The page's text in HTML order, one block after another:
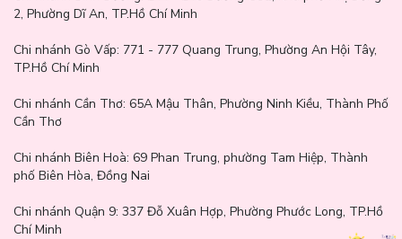
2, Phường Dĩ An, TP.Hồ Chí Minh
Chi nhánh Gò Vấp: 771 - 777 Quang Trung, Phường An Hội Tây,
TP.Hồ Chí Minh
Chi nhánh Cần Thơ: 65A Mậu Thân, Phường Ninh Kiều, Thành Phố
Cần Thơ
Chi nhánh Biên Hoà: 69 Phan Trung, phường Tam Hiệp, Thành
phố Biên Hòa, Đồng Nai
Chi nhánh Quận 9: 337 Đỗ Xuân Hợp, Phường Phước Long, TP.Hồ
Chí Minh